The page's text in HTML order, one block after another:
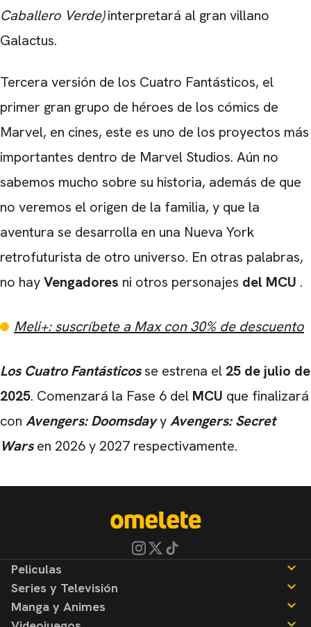
Caballero Verde)interpretará al gran villano
Galactus.
Tercera versión de los Cuatro Fantásticos, el
primer gran grupo de héroes de los cómics de
Marvel, en cines, este es uno de los proyectos más
importantes dentro de Marvel Studios. Aún no
sabemos mucho sobre su historia, además de que
no veremos el origen de la familia, y que la
aventura se desarrolla en una Nueva York
retrofuturista de otro universo. En otras palabras,
no hayVengadores ni otros personajes del MCU .
Meli+: suscríbete a Max con 30% de descuento
Los Cuatro Fantásticosse estrena el 25 de julio de
2025. Comenzará la Fase 6 del MCU que finalizará
con Avengers: DoomsdayyAvengers: Secret
Warsen 2026 y 2027 respectivamente.
Peliculas
Noticias
Reseñas
Series y Televisión
Noticias
Manga y Animes